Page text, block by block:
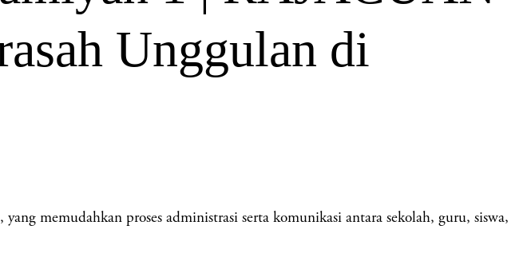
Unggulan di
memudahkan proses administrasi serta komunikasi antara sekolah, guru, siswa,